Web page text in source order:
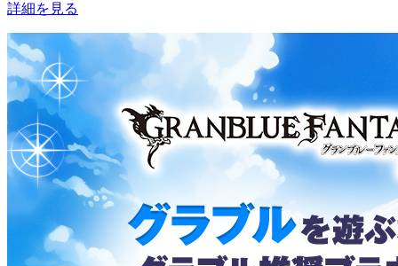
詳細を見る